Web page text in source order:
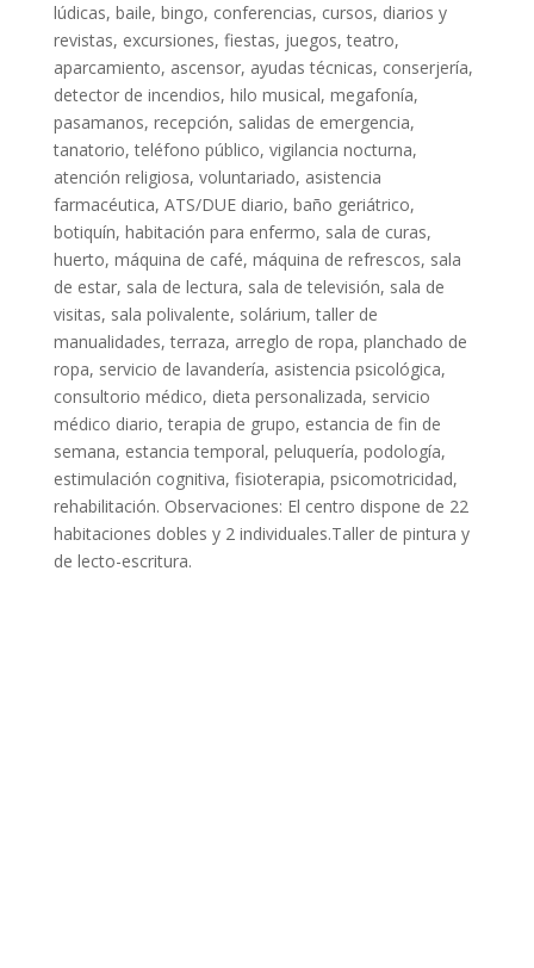
lúdicas, baile, bingo, conferencias, cursos, diarios y
revistas, excursiones, fiestas, juegos, teatro,
aparcamiento, ascensor, ayudas técnicas, conserjería,
detector de incendios, hilo musical, megafonía,
pasamanos, recepción, salidas de emergencia,
tanatorio, teléfono público, vigilancia nocturna,
atención religiosa, voluntariado, asistencia
farmacéutica, ATS/DUE diario, baño geriátrico,
botiquín, habitación para enfermo, sala de curas,
huerto, máquina de café, máquina de refrescos, sala
de estar, sala de lectura, sala de televisión, sala de
visitas, sala polivalente, solárium, taller de
manualidades, terraza, arreglo de ropa, planchado de
ropa, servicio de lavandería, asistencia psicológica,
consultorio médico, dieta personalizada, servicio
médico diario, terapia de grupo, estancia de fin de
semana, estancia temporal, peluquería, podología,
estimulación cognitiva, fisioterapia, psicomotricidad,
rehabilitación. Observaciones: El centro dispone de 22
habitaciones dobles y 2 individuales.Taller de pintura y
de lecto-escritura.